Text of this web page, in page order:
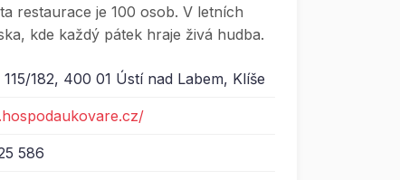
restaurace je 100 osob. V letních
kde každý pátek hraje živá hudba.
182, 400 01 Ústí nad Labem, Klíše
586